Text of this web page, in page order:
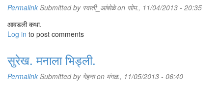
Permalink Submitted by स्वाती_आंबोळेon सोम., 11/04/2013 - 20:35
आवडली कथा.
Log in to post comments
सुरेख. मनाला भिड्ली.
Permalink Submitted by गेहनाon मंगळ., 11/05/2013 - 06:40